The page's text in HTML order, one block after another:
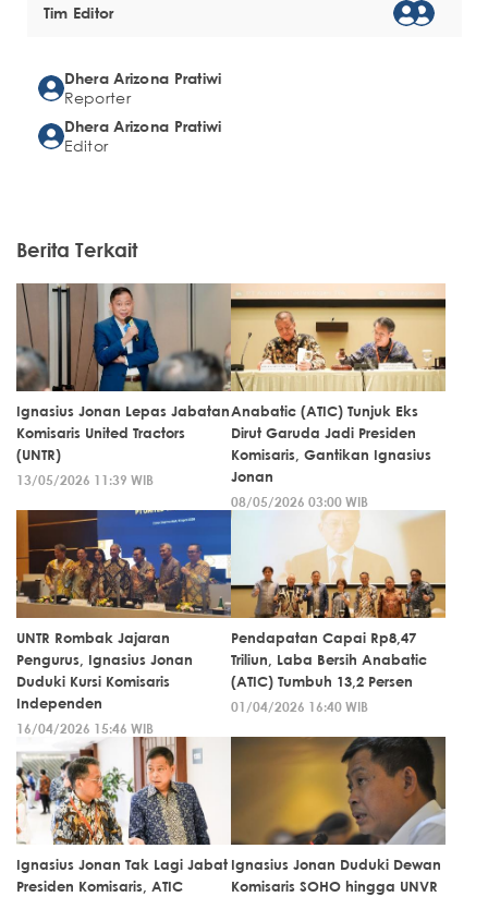
Tim Editor
Dhera Arizona Pratiwi
Reporter
Dhera Arizona Pratiwi
Editor
Berita Terkait
Ignasius Jonan Lepas Jabatan
Komisaris United Tractors
(UNTR)
13/05/2026 11:39 WIB
Anabatic (ATIC) Tunjuk Eks
Dirut Garuda Jadi Presiden
Komisaris, Gantikan Ignasius
Jonan
08/05/2026 03:00 WIB
UNTR Rombak Jajaran
Pengurus, Ignasius Jonan
Duduki Kursi Komisaris
Independen
16/04/2026 15:46 WIB
Pendapatan Capai Rp8,47
Triliun, Laba Bersih Anabatic
(ATIC) Tumbuh 13,2 Persen
01/04/2026 16:40 WIB
Ignasius Jonan Tak Lagi Jabat
Presiden Komisaris, ATIC
Ignasius Jonan Duduki Dewan
Komisaris SOHO hingga UNVR